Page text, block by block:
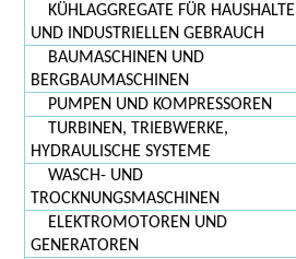
KÜHLAGGREGATE FÜR HAUSHALTE
UND INDUSTRIELLEN GEBRAUCH
BAUMASCHINEN UND
BERGBAUMASCHINEN
PUMPEN UND KOMPRESSOREN
TURBINEN, TRIEBWERKE,
HYDRAULISCHE SYSTEME
WASCH- UND
TROCKNUNGSMASCHINEN
ELEKTROMOTOREN UND
GENERATOREN